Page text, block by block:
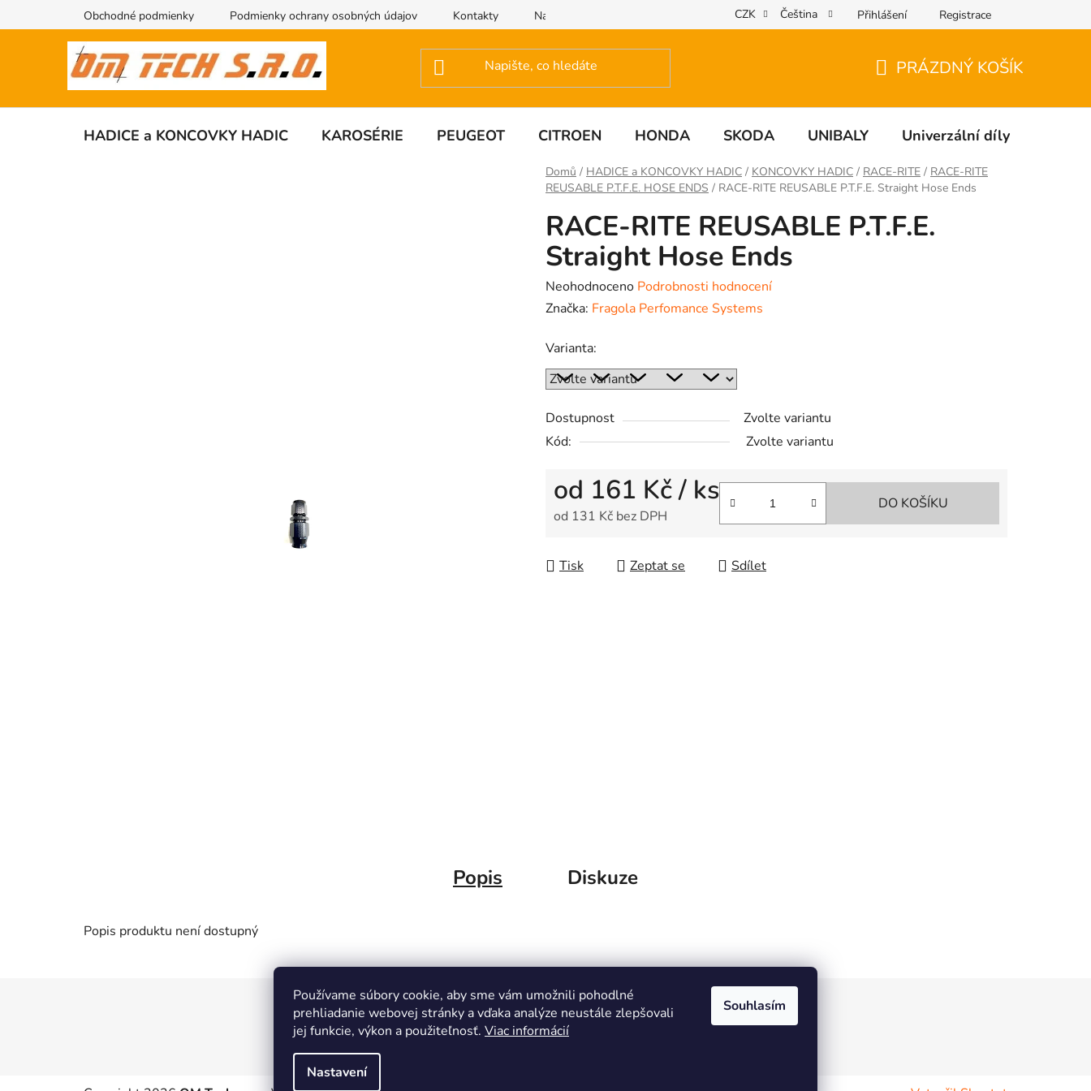
Používame súbory cookie, aby sme vám umožnili pohodlné
prehliadanie webovej stránky a vďaka analýze neustále zlepšovali
jej funkcie, výkon a použiteľnosť. Viac informácií
Nastavení
Souhlasím
na
Obchodné podmienky Podmienky ochrany osobných údajov Kontakty Napište nám CZK Čeština Přihlášení Registrace
KOŠÍK
PRÁZDNÝ KOŠÍK
HADICE a KONCOVKY HADIC KAROSÉRIE PEUGEOT CITROEN HONDA SKODA UNIBALY Univerzální díly
Domů / HADICE a KONCOVKY HADIC / KONCOVKY HADIC / RACE-RITE / RACE-RITE
REUSABLE P.T.F.E. HOSE ENDS / RACE-RITE REUSABLE P.T.F.E. Straight Hose Ends
RACE-RITE REUSABLE P.T.F.E.
Straight Hose Ends
Průměrné
hodnocení
je
0,0
z
5
hvězdiček.
Neohodnoceno Podrobnosti hodnocení
Značka: Fragola Perfomance Systems
Varianta:
Dostupnost
Zvolte variantu
Kód:
Zvolte variantu
od 161 Kč/ ks
od 131 Kč bez DPH
DO KOŠÍKU
Tisk Zeptat se Sdílet
Popis Diskuze
Popis produktu není dostupný